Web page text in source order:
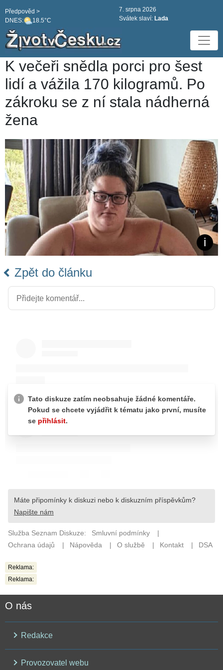
DNES: 18.5°C
Předpověd >
7. srpna 2026
Svátek slaví: Lada
K večeři snědla porci pro šest
lidí a vážila 170 kilogramů. Po
zákroku se z ní stala nádherná
žena
Zpět do článku
Reklama:
Reklama:
O nás
Redakce
Provozovatel webu